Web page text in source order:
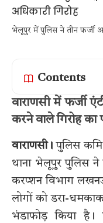
भेलूपुर में पुलिस ने तीन फर्जी
Contents
वाराणसी में फर्जी
करने वाले गिरोह का
वाराणसी। पुलिस
थाना भेलूपुर पुलिस ने
करप्शन विभाग
लोगों को डरा-
भंडाफोड़ किया